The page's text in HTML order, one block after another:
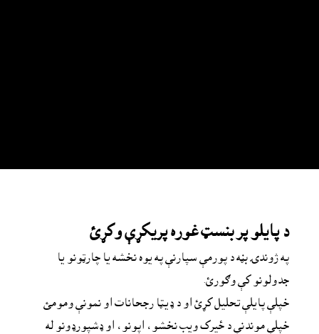
د پایلو پر بنسټ غوره پریکړې وکړئ
جدولونو کې وګورئ.
خپلې پایلې تحلیل کړئ او د ډیټا رجحانات او نمونې ومومئ